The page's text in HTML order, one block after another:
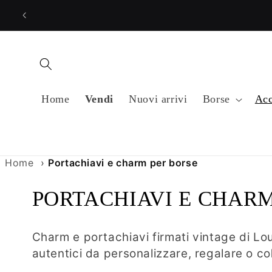
direttamente
Home Vendi Nuovi arrivi Borse
Home › Portachiavi e charm per borse
C
l
PORTACHIAVI E
Charm e portachiavi firmati vintage di
autentici da personalizzare, regalare o